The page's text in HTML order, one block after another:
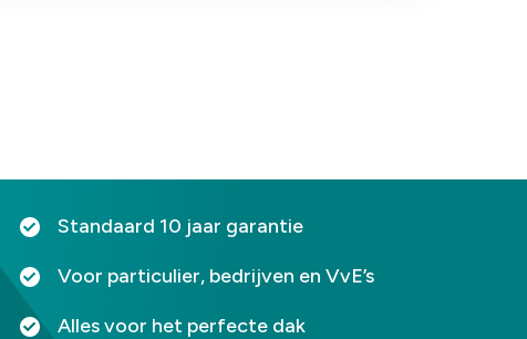
⁠Standaard 10 jaar garantie
Voor particulier, bedrijven en VvE’s
Alles voor het perfecte dak